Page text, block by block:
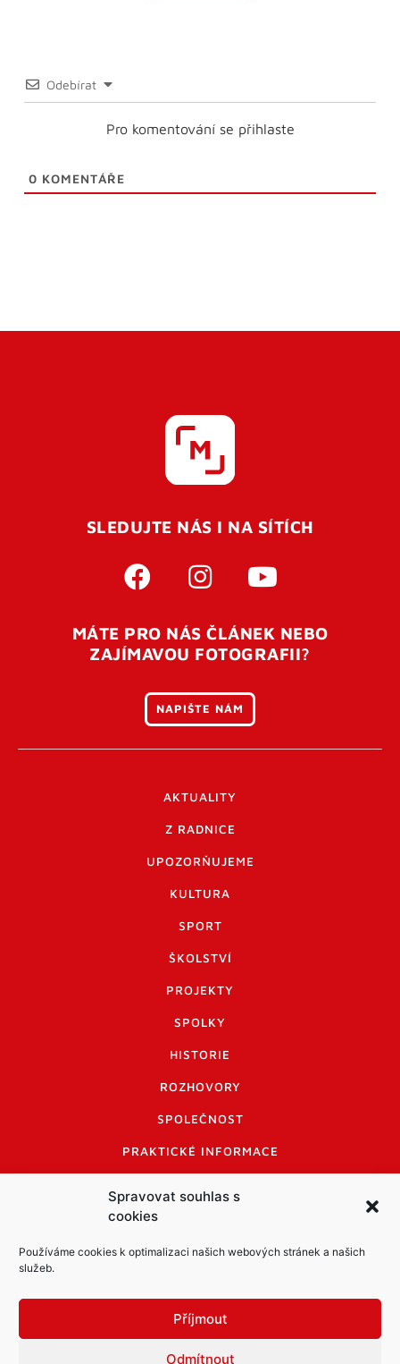
Spravovat souhlas s
cookies
Používáme cookies k optimalizaci našich webových stránek a našich
služeb.
Příjmout
Odmítnout
Odebírat
Pro komentování se přihlaste
0 KOMENTÁŘE
SLEDUJTE NÁS I NA SÍTÍCH
MÁTE PRO NÁS ČLÁNEK NEBO
ZAJÍMAVOU FOTOGRAFII?
NAPIŠTE NÁM
AKTUALITY
Z RADNICE
UPOZORŇUJEME
KULTURA
SPORT
ŠKOLSTVÍ
PROJEKTY
SPOLKY
HISTORIE
ROZHOVORY
SPOLEČNOST
PRAKTICKÉ INFORMACE
INFORMACE A KODEX DISKUTUJÍCÍCH
LOGO A LOGO MANUÁL